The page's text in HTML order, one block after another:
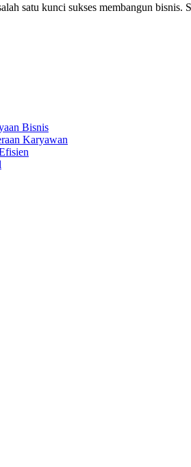
satu kunci sukses membangun
Bisnis
Karyawan